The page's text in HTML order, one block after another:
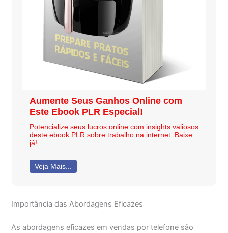
Aumente Seus Ganhos Online com
Este Ebook PLR Especial!
Potencialize seus lucros online com insights valiosos
deste ebook PLR sobre trabalho na internet. Baixe
já!
Veja Mais...
Importância das Abordagens Eficazes
As abordagens eficazes em vendas por telefone são